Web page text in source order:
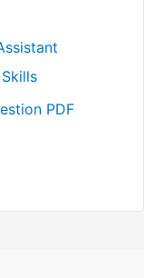
PDF